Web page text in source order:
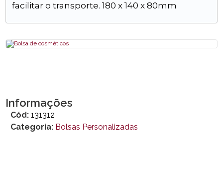
facilitar o transporte. 180 x 140 x 80mm
Informações
Cód: 131312
Categoria: Bolsas Personalizadas